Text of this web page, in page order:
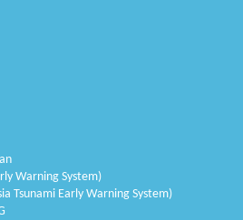
Warning System)
Tsunami Early Warning System)